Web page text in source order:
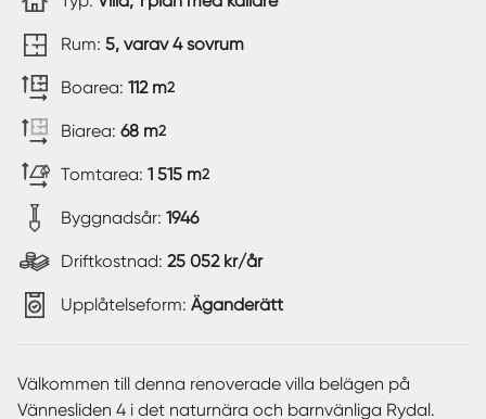
Rum: 5, varav 4 sovrum
Boarea: 112 m2
Biarea: 68 m2
Tomtarea: 1 515 m2
Byggnadsår: 1946
Driftkostnad: 25 052 kr/år
Upplåtelseform: Äganderätt
Välkommen till denna renoverade villa belägen på
Vännesliden 4 i det naturnära och barnvänliga Rydal.